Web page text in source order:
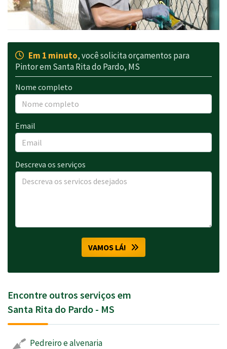
Em 1 minuto, você solicita orçamentos para
Pintor em Santa Rita do Pardo, MS
Nome completo
Email
Descreva os serviços
VAMOS LÁ!
Encontre outros serviços em
Santa Rita do Pardo - MS
Pedreiro e alvenaria